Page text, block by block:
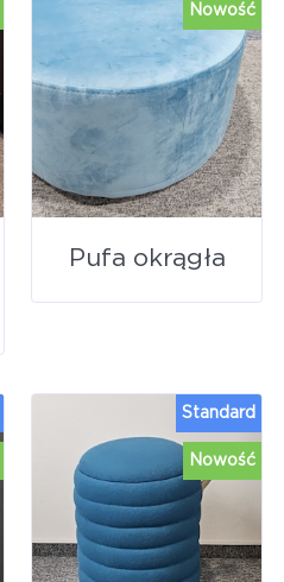
Nowość
Pufa okrągła
Nowość
Standard